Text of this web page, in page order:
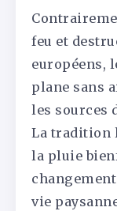
feu et
européens,
plane sans
les sources
La tradition
la pluie
vie